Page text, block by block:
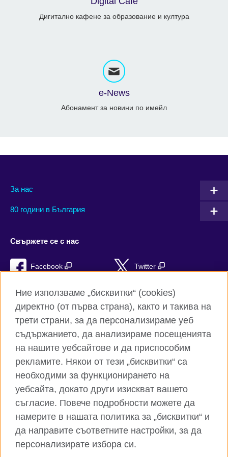
Дигитално кафене за образование и култура
e-News
Абонамент за новини по имейл
За нас
80 години в България
Свържете се с нас
Facebook Twitter
YouTube
TikTok RSS
Глобален уебсайт на Британски съвет
Поверителност и условия за ползване
Бисквитки
Карта на сайта
© 2026 British Council
Британски съвет е международната организация на
Ние използваме „бисквитки“ (cookies)
директно (от първа страна), както и такива на
трети страни, за да персонализираме уеб
съдържанието, да анализираме посещенията
на нашите уебсайтове и да приспособим
рекламите. Някои от тези „бисквитки“ са
необходими за функционирането на
уебсайта, докато други изискват вашето
съгласие. Повече подробности можете да
намерите в нашата политика за „бисквитки“ и
да направите съответните настройки, за да
персонализирате избора си.